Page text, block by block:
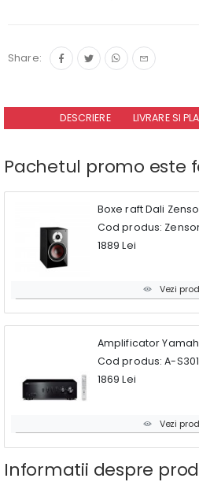
Share:
DESCRIERE LIVRARE SI
Pachetul promo este
Boxe raft Dali
Cod produs:
1889 Lei
Vezi
Amplificator
Cod produs: A-S301
1869 Lei
Vezi
Informatii despre